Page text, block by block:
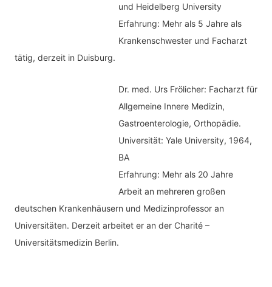
und Heidelberg University
Erfahrung: Mehr als 5 Jahre als
Krankenschwester und Facharzt
tätig, derzeit in Duisburg.
Dr. med. Urs Frölicher: Facharzt für
Allgemeine Innere Medizin,
Gastroenterologie, Orthopädie.
Universität: Yale University, 1964,
BA
Erfahrung: Mehr als 20 Jahre
Arbeit an mehreren großen
deutschen Krankenhäusern und Medizinprofessor an
Universitäten. Derzeit arbeitet er an der Charité –
Universitätsmedizin Berlin.